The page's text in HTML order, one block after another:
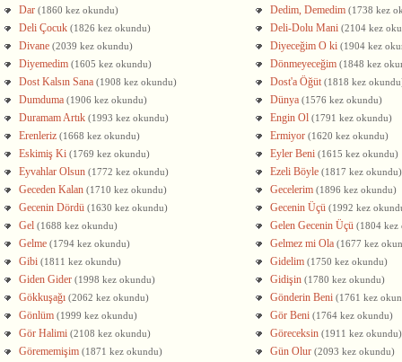
Dar (1860 kez okundu) Dedim, Demedim (1738 kez
Deli Çocuk (1826 kez okundu) Deli-Dolu Mani (2104 kez
Divane (2039 kez okundu) Diyeceğim O ki (1904 kez
Diyemedim (1605 kez okundu) Dönmeyeceğim (1848 kez
Dost Kalsın Sana (1908 kez okundu) Dost'a Öğüt (1818 kez
Dumduma (1906 kez okundu) Dünya (1576 kez okundu)
Duramam Artık (1993 kez okundu) Engin Ol (1791 kez okundu)
Erenleriz (1668 kez okundu) Ermiyor (1620 kez okundu)
Eskimiş Ki (1769 kez okundu) Eyler Beni (1615 kez okundu)
Eyvahlar Olsun (1772 kez okundu) Ezeli Böyle (1817 kez okundu)
Geceden Kalan (1710 kez okundu) Gecelerim (1896 kez okundu)
Gecenin Dördü (1630 kez okundu) Gecenin Üçü (1992 kez
Gel (1688 kez okundu) Gelen Gecenin Üçü (1804 kez
Gelme (1794 kez okundu) Gelmez mi Ola (1677 kez
Gibi (1811 kez okundu) Gidelim (1750 kez okundu)
Giden Gider (1998 kez okundu) Gidişin (1780 kez okundu)
Gökkuşağı (2062 kez okundu) Gönderin Beni (1761 kez
Gönlüm (1999 kez okundu) Gör Beni (1764 kez okundu)
Gör Halimi (2108 kez okundu) Göreceksin (1911 kez okundu)
Görememişim (1871 kez okundu) Gün Olur (2093 kez okundu)